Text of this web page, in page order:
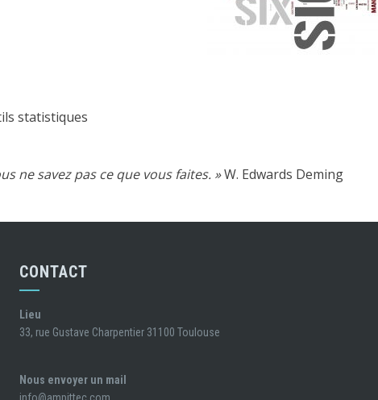
statistiques
ne savez pas ce que vous faites. »W. Edwards Deming
CONTACT
Lieu
33, rue Gustave Charpentier 31100 Toulouse
Nous envoyer un mail